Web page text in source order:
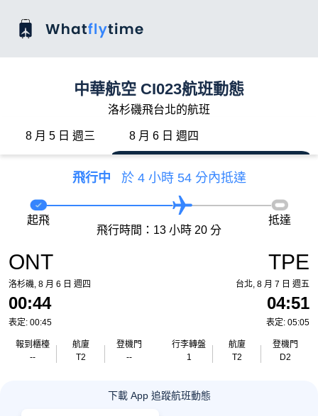
中華航空 CI023航班動態
洛杉磯飛台北的航班
8 月 5 日 週三 8 月 6 日 週四
飛行中 於 4 小時 54 分內抵達
ONT
洛杉磯, 8 月 6 日 週四
00:44
表定: 00:45
報到櫃檯
--
航廈
T2
登機門
--
起飛
飛行時間：13 小時 20 分
抵達
TPE
台北, 8 月 7 日 週五
04:51
表定: 05:05
行李轉盤
1
航廈
T2
登機門
D2
下載 App 追蹤航班動態